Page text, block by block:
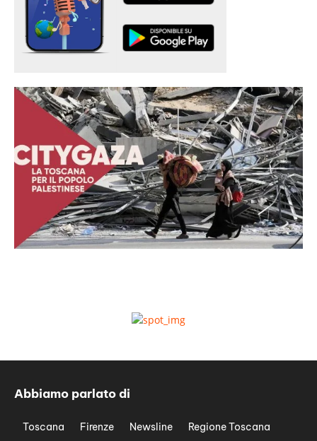
Abbiamo parlato di
Toscana Firenze Newsline
Regione Toscana